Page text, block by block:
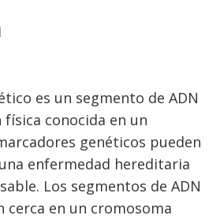
es un segmento de ADN
conocida en un
genéticos pueden
enfermedad hereditaria
Los segmentos de ADN
cerca en un cromosoma